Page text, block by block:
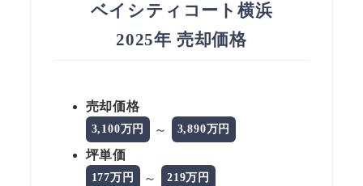
ベイシティコート横浜
2025年 売却価格
売却価格
3,100万円 ～ 3,890万円
坪単価
177万円 ～ 219万円